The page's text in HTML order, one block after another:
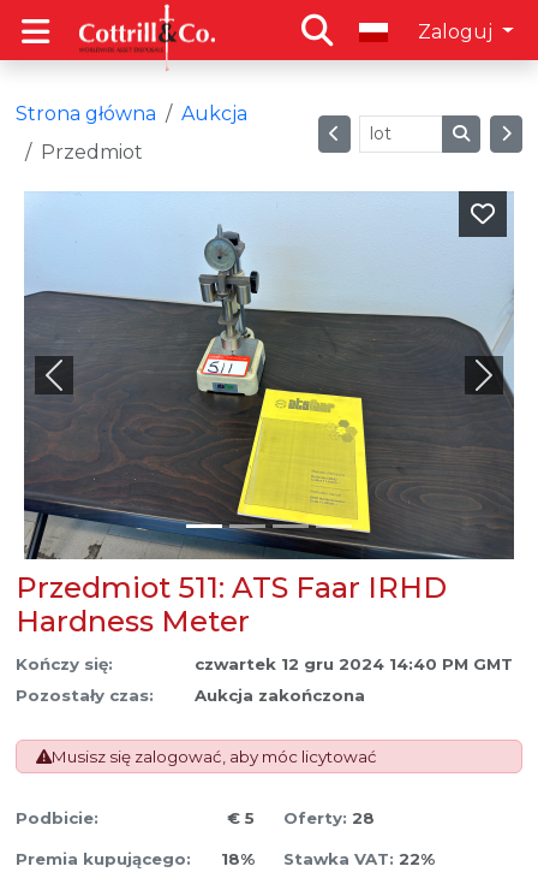
Zaloguj
Strona główna
Aukcja
Przedmiot
Previous Next
Przedmiot 511: ATS Faar IRHD
Hardness Meter
Kończy się:
czwartek 12 gru 2024 14:40 PM GMT
Pozostały czas:
Aukcja zakończona
Musisz się zalogować, aby móc licytować
Podbicie: € 5 Oferty: 28
Premia kupującego: 18% Stawka VAT: 22%